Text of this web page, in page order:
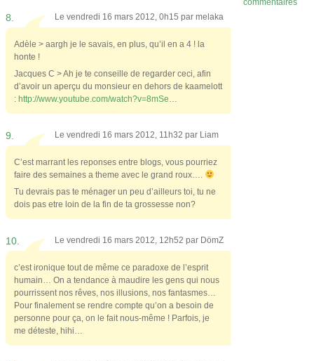
8. Le vendredi 16 mars 2012, 0h15 par melaka
Adèle > aargh je le savais, en plus, qu’il en a 4 ! la
honte !
Jacques C > Ah je te conseille de regarder ceci, afin
d’avoir un aperçu du monsieur en dehors de kaamelott
: http://www.youtube.com/watch?v=8mSe…
9. Le vendredi 16 mars 2012, 11h32 par Liam
C’est marrant les reponses entre blogs, vous pourriez
faire des semaines a theme avec le grand roux….
Tu devrais pas te ménager un peu d’ailleurs toi, tu ne
dois pas etre loin de la fin de ta grossesse non?
10. Le vendredi 16 mars 2012, 12h52 par DömZ
c’est ironique tout de même ce paradoxe de l’esprit
humain… On a tendance à maudire les gens qui nous
pourrissent nos rêves, nos illusions, nos fantasmes…
Pour finalement se rendre compte qu’on a besoin de
personne pour ça, on le fait nous-même ! Parfois, je
me déteste, hihi…
commentaires